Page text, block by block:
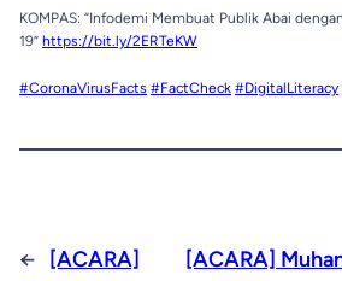
KOMPAS: “Infodemi Membuat Publik Abai
19” https://bit.ly/2ERTeKW
#CoronaVirusFacts #FactCheck #DigitalLiteracy
←
[ACARA]
[ACARA]